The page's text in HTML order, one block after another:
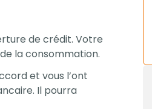
de crédit. Votre
la consommation.
et vous l’ont
Il pourra